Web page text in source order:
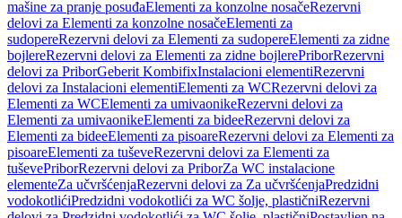
mašine za pranje posuđaElementi za konzolne nosačeRezervni
delovi za Elementi za konzolne nosačeElementi za
sudopereRezervni delovi za Elementi za sudopereElementi za zidne
bojlereRezervni delovi za Elementi za zidne bojlerePriborRezervni
delovi za PriborGeberit KombifixInstalacioni elementiRezervni
delovi za Instalacioni elementiElementi za WCRezervni delovi za
Elementi za WCElementi za umivaonikeRezervni delovi za
Elementi za umivaonikeElementi za bideeRezervni delovi za
Elementi za bideeElementi za pisoareRezervni delovi za Elementi za
pisoareElementi za tuševeRezervni delovi za Elementi za
tuševePriborRezervni delovi za PriborZa WC instalacione
elementeZa učvršćenjaRezervni delovi za Za učvršćenjaPredzidni
vodokotlićiPredzidni vodokotlići za WC šolje, plastičniRezervni